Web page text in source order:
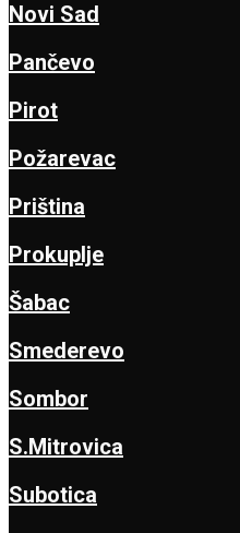
Novi Sad
Pančevo
Pirot
Požarevac
Priština
Prokuplje
Šabac
Smederevo
Sombor
S.Mitrovica
Subotica